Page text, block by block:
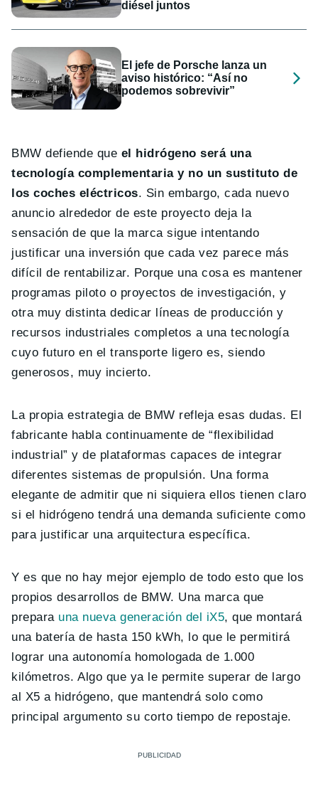
diésel juntos
El jefe de Porsche lanza un
aviso histórico: “Así no
podemos sobrevivir”
BMW defiende que el hidrógeno será una
tecnología complementaria y no un sustituto de
los coches eléctricos. Sin embargo, cada nuevo
anuncio alrededor de este proyecto deja la
sensación de que la marca sigue intentando
justificar una inversión que cada vez parece más
difícil de rentabilizar. Porque una cosa es mantener
programas piloto o proyectos de investigación, y
otra muy distinta dedicar líneas de producción y
recursos industriales completos a una tecnología
cuyo futuro en el transporte ligero es, siendo
generosos, muy incierto.
La propia estrategia de BMW refleja esas dudas. El
fabricante habla continuamente de “flexibilidad
industrial” y de plataformas capaces de integrar
diferentes sistemas de propulsión. Una forma
elegante de admitir que ni siquiera ellos tienen claro
si el hidrógeno tendrá una demanda suficiente como
para justificar una arquitectura específica.
Y es que no hay mejor ejemplo de todo esto que los
propios desarrollos de BMW. Una marca que
preparauna nueva generación del iX5, que montará
una batería de hasta 150 kWh, lo que le permitirá
lograr una autonomía homologada de 1.000
kilómetros. Algo que ya le permite superar de largo
al X5 a hidrógeno, que mantendrá solo como
principal argumento su corto tiempo de repostaje.